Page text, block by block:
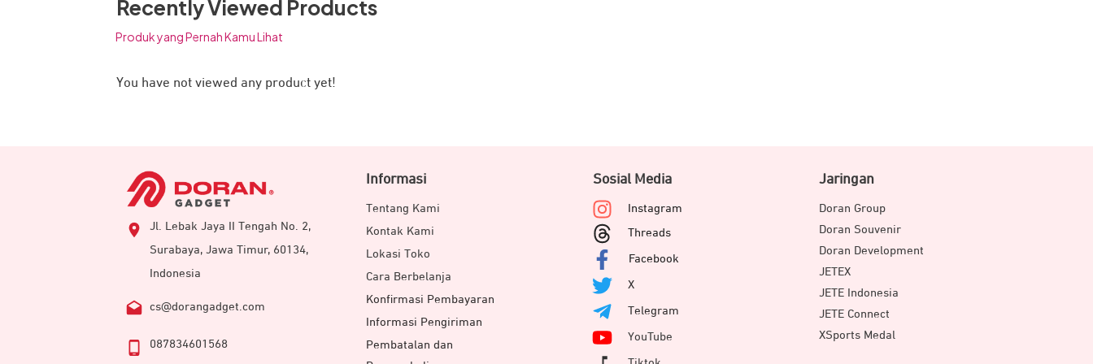
Recently Viewed Products
Produk yang Pernah Kamu Lihat
You have not viewed any product yet!
Jl. Lebak Jaya II Tengah No. 2,
Surabaya, Jawa Timur, 60134,
Indonesia
cs@dorangadget.com
087834601568
Informasi
Tentang Kami
Kontak Kami
Lokasi Toko
Cara Berbelanja
Konfirmasi Pembayaran
Informasi Pengiriman
Pembatalan dan
Sosial Media
Instagram
Threads
Facebook
X
Telegram
YouTube
Jaringan
Doran Group
Doran Souvenir
Doran Development
JETEX
JETE Indonesia
JETE Connect
XSports Medal